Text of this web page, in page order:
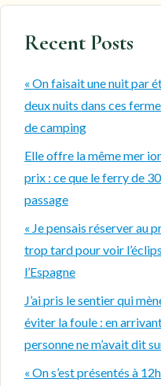
Recent Posts
« On faisait une nuit par
deux nuits dans ces
de camping
Elle offre la même mer
prix : ce que le ferry de
passage
« Je pensais réserver au
trop tard pour voir
l’Espagne
J’ai pris le sentier qui
éviter la foule : en
personne ne m’avait dit
« On s’est présentés à